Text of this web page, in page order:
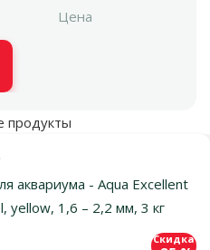
Цена
продукты
аквариума - Aqua Excellent
yellow, 1,6 – 2,2 мм, 3 кг
Скидка